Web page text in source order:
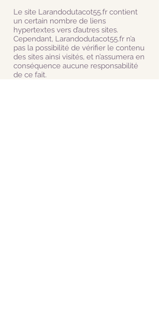
Le site Larandodutacot55.fr contient
un certain nombre de liens
hypertextes vers d’autres sites.
Cependant, Larandodutacot55.fr n’a
pas la possibilité de vérifier le contenu
des sites ainsi visités, et n’assumera en
conséquence aucune responsabilité
de ce fait.